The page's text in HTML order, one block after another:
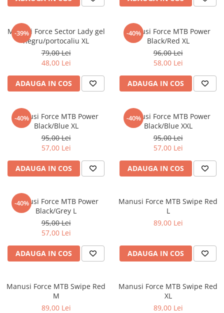
Ghidoane & accesorii
Lanturi
Manete Schimbatoare & Frane
Pinioane
Pipe
Roti & accesorii
Schimbatoare
Roti ajutatoare
Scaune copii
Suporturi & Standuri
-39%
Manusi Force Sector Lady gel
negru/portocaliu XL
79,00 Lei
48,00 Lei
ADAUGA IN COS
-40%
Manusi Force MTB Power
Black/Red XL
96,00 Lei
58,00 Lei
ADAUGA IN COS
-40%
Manusi Force MTB Power
Black/Blue XL
95,00 Lei
57,00 Lei
ADAUGA IN COS
-40%
Manusi Force MTB Power
Black/Blue XXL
95,00 Lei
57,00 Lei
ADAUGA IN COS
-40%
Manusi Force MTB Power
Black/Grey L
95,00 Lei
57,00 Lei
ADAUGA IN COS
Manusi Force MTB Swipe Red
L
89,00 Lei
ADAUGA IN COS
Manusi Force MTB Swipe Red
M
89,00 Lei
Manusi Force MTB Swipe Red
XL
89,00 Lei